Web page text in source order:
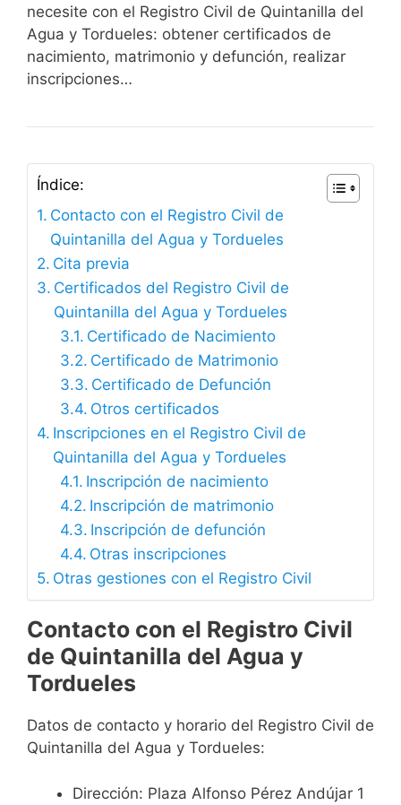
necesite con el Registro Civil de Quintanilla del
Agua y Tordueles: obtener certificados de
nacimiento, matrimonio y defunción, realizar
inscripciones…
Índice:
Contacto con el Registro Civil de
Quintanilla del Agua y Tordueles
Cita previa
Certificados del Registro Civil de
Quintanilla del Agua y Tordueles
Certificado de Nacimiento
Certificado de Matrimonio
Certificado de Defunción
Otros certificados
Inscripciones en el Registro Civil de
Quintanilla del Agua y Tordueles
Inscripción de nacimiento
Inscripción de matrimonio
Inscripción de defunción
Otras inscripciones
Otras gestiones con el Registro Civil
Contacto con el Registro Civil
de Quintanilla del Agua y
Tordueles
Datos de contacto y horario del Registro Civil de
Quintanilla del Agua y Tordueles:
Dirección: Plaza Alfonso Pérez Andújar 1